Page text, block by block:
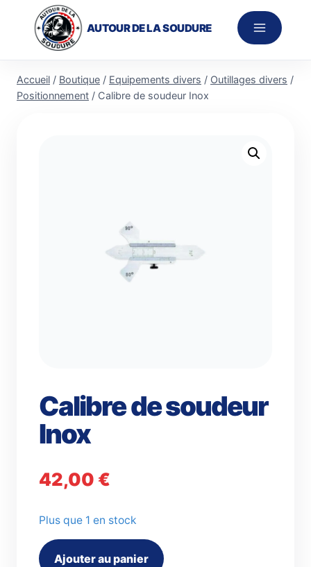
contenu
AUTOUR DE LA SOUDURE
Accueil / Boutique / Equipements divers / Outillages divers /
Positionnement / Calibre de soudeur Inox
Calibre de soudeur
Inox
42,00 €
Plus que 1 en stock
quantité
Ajouter au panier